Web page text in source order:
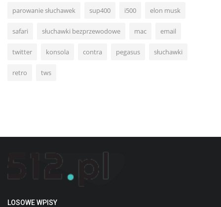
parowanie słuchawek sup400 i500 elon musk
safari słuchawki bezprzewodowe mac email
twitter konsola contra pegasus słuchawki
retro tws
LOSOWE WPISY